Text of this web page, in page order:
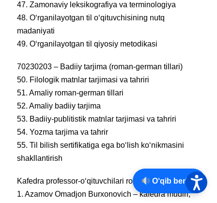
47. Zamonaviy leksikografiya va terminologiya
48. O‘rganilayotgan til o‘qituvchisining nutq
madaniyati
49. O‘rganilayotgan til qiyosiy metodikasi
70230203 – Badiiy tarjima (roman-german tillari)
50. Filologik matnlar tarjimasi va tahriri
51. Amaliy roman-german tillari
52. Amaliy badiiy tarjima
53. Badiiy-publitistik matnlar tarjimasi va tahriri
54. Yozma tarjima va tahrir
55. Til bilish sertifikatiga ega bo‘lish ko‘nikmasini
shakllantirish
Kafedra professor-o‘qituvchilari ro‘yxati
1. Azamov Omadjon Burxonovich – kafedra mudiri,
O‘qib berish